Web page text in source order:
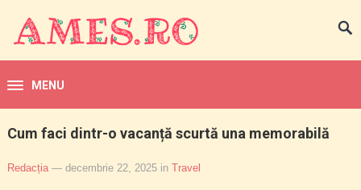
MENU
Cum faci dintr-o vacanță scurtă una memorabilă
Redacția — decembrie 22, 2025 in Travel